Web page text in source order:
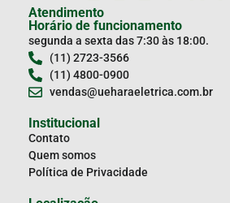
Atendimento
Horário de funcionamento
segunda a sexta das 7:30 às 18:00.
(11) 2723-3566
(11) 4800-0900
vendas@ueharaeletrica.com.br
Institucional
Contato
Quem somos
Política de Privacidade